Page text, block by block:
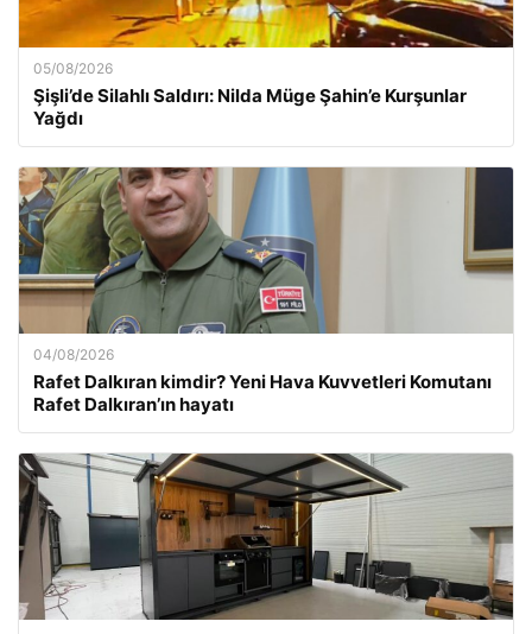
05/08/2026
Şişli’de Silahlı Saldırı: Nilda Müge Şahin’e Kurşunlar
Yağdı
04/08/2026
Rafet Dalkıran kimdir? Yeni Hava Kuvvetleri Komutanı
Rafet Dalkıran’ın hayatı